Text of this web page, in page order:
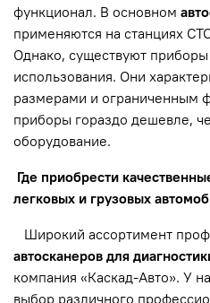
функционал. В основном
применяются на станциях
Однако, существуют
использования. Они
размерами и ограниченным
приборы гораздо дешевле,
оборудование.
Где приобрести
легковых и грузовых
Широкий ассортимент
автосканеров для
компания «Каскад-Авто». У
выбор различного